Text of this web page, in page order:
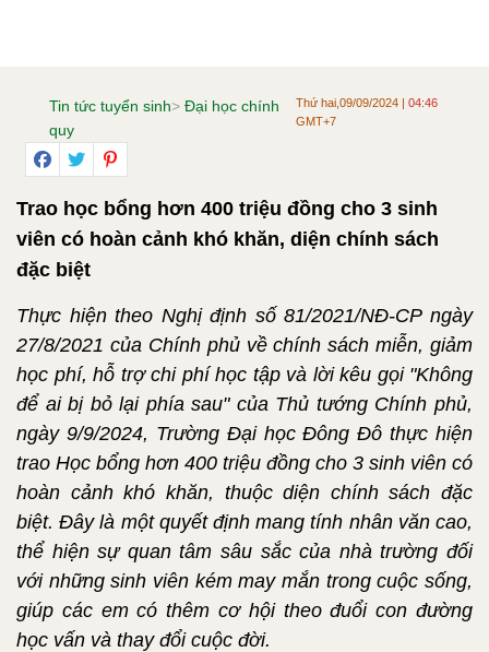
Tin tức tuyển sinh> Đại học chính
quy
Thứ hai,09/09/2024 |04:46
GMT+7
Trao học bổng hơn 400 triệu đồng cho 3 sinh
viên có hoàn cảnh khó khăn, diện chính sách
đặc biệt
Thực hiện theo Nghị định số 81/2021/NĐ-CP ngày
27/8/2021 của Chính phủ về chính sách miễn, giảm
học phí, hỗ trợ chi phí học tập và lời kêu gọi "Không
để ai bị bỏ lại phía sau" của Thủ tướng Chính phủ,
ngày 9/9/2024, Trường Đại học Đông Đô thực hiện
trao Học bổng hơn 400 triệu đồng cho 3 sinh viên có
hoàn cảnh khó khăn, thuộc diện chính sách đặc
biệt. Đây là một quyết định mang tính nhân văn cao,
thể hiện sự quan tâm sâu sắc của nhà trường đối
với những sinh viên kém may mắn trong cuộc sống,
giúp các em có thêm cơ hội theo đuổi con đường
học vấn và thay đổi cuộc đời.